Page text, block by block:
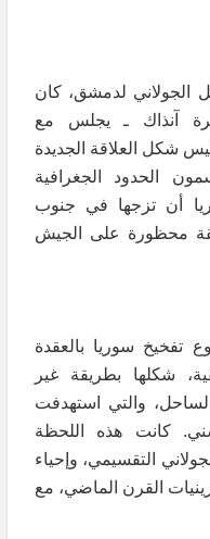
الجولاني لدمشق، كان
آنذاك ـ يجلس مع
شكل العلاقة الجديدة
الحدود الجغرافية
أن تزجها في جنوب
محظورة على الجيش
سوريا بالعقدة
شكلها بطريقة غير
والتي استهدفت
كانت هذه اللحظة
التقسيمي، وإحياء
القرن الماضي، مع